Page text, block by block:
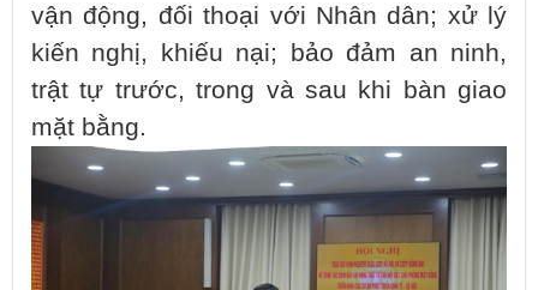
vận động, đối thoại với Nhân dân; xử lý
kiến nghị, khiếu nại; bảo đảm an ninh,
trật tự trước, trong và sau khi bàn giao
mặt bằng.